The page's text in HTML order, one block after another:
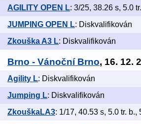
AGILITY OPEN L: 3/25, 38.26 s, 5.0
JUMPING OPEN L: Diskvalifikován
Zkouška A3 L: Diskvalifikován
Brno - Vánoční Brno, 16. 12.
Agility L: Diskvalifikován
Jumping L: Diskvalifikován
ZkouškaLA3: 1/17, 40.53 s, 5.0 tr. b.,